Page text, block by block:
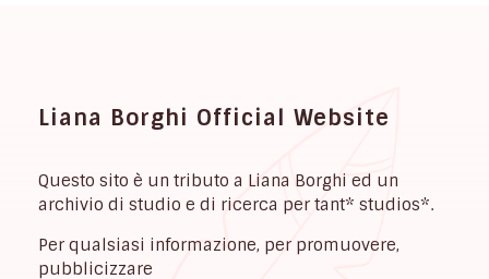
Liana Borghi Official Website
Questo sito è un tributo a Liana Borghi ed un
archivio di studio e di ricerca per tant* studios*.
Per qualsiasi informazione, per promuovere,
pubblicizzare